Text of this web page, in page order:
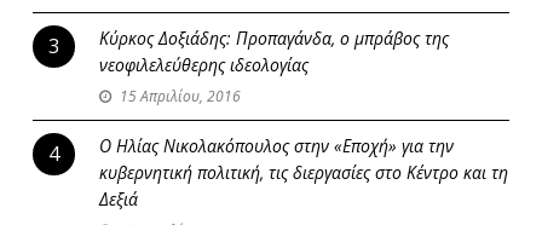
3
Κύρκος Δοξιάδης: Προπαγάνδα, ο μπράβος της
νεοφιλελεύθερης ιδεολογίας
15 Απριλίου, 2016
4
Ο Ηλίας Νικολακόπουλος στην «Εποχή» για την
κυβερνητική πολιτική, τις διεργασίες στο Κέντρο και τη
Δεξιά